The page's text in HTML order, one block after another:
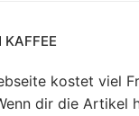
KAFFEE
kostet viel
dir die Artikel